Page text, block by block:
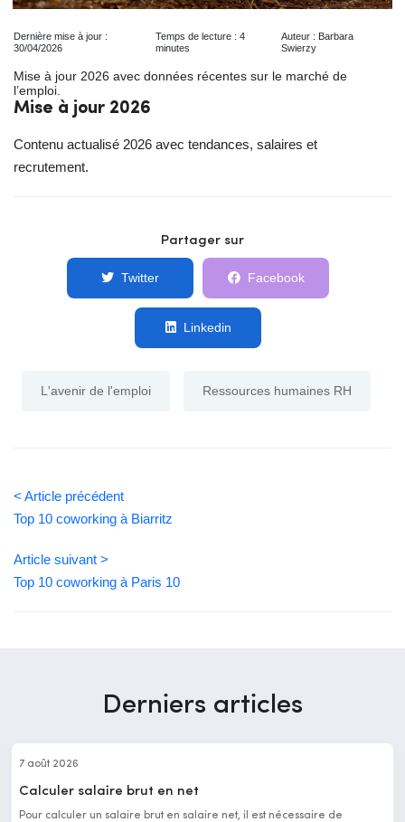
Dernière mise à jour :
30/04/2026
Temps de lecture : 4
minutes
Auteur : Barbara
Swierzy
Mise à jour 2026 avec données récentes sur le marché de
l’emploi.
Mise à jour 2026
Contenu actualisé 2026 avec tendances, salaires et
recrutement.
Partager sur
Twitter Facebook
Linkedin
L'avenir de l'emploi Ressources humaines RH
< Article précédent
Top 10 coworking à Biarritz
Article suivant >
Top 10 coworking à Paris 10
Derniers articles
7 août 2026
Calculer salaire brut en net
Pour calculer un salaire brut en salaire net, il est nécessaire de